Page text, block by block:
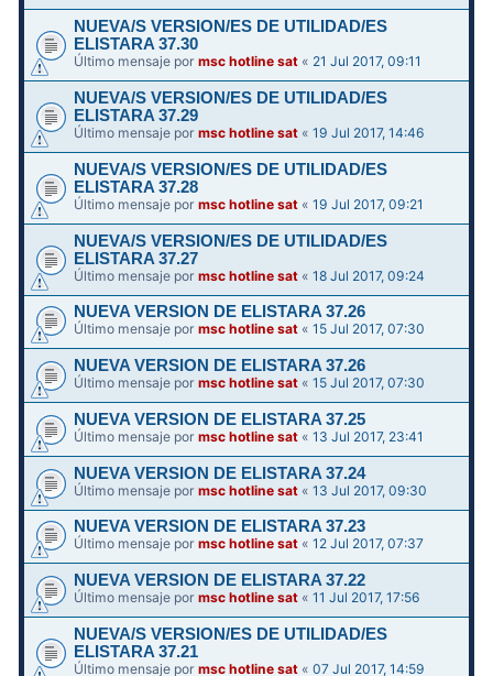
NUEVA/S VERSION/ES DE UTILIDAD/ES
ELISTARA 37.30
Último mensaje pormsc hotline sat « 21 Jul 2017, 09:11
NUEVA/S VERSION/ES DE UTILIDAD/ES
ELISTARA 37.29
Último mensaje pormsc hotline sat «19 Jul 2017, 14:46
NUEVA/S VERSION/ES DE UTILIDAD/ES
ELISTARA 37.28
Último mensaje pormsc hotline sat «19 Jul 2017, 09:21
NUEVA/S VERSION/ES DE UTILIDAD/ES
ELISTARA 37.27
Último mensaje pormsc hotline sat «18 Jul 2017, 09:24
NUEVA VERSION DE ELISTARA 37.26
Último mensaje pormsc hotline sat «15 Jul 2017, 07:30
NUEVA VERSION DE ELISTARA 37.26
Último mensaje pormsc hotline sat «15 Jul 2017, 07:30
NUEVA VERSION DE ELISTARA 37.25
Último mensaje pormsc hotline sat «13 Jul 2017, 23:41
NUEVA VERSION DE ELISTARA 37.24
Último mensaje pormsc hotline sat «13 Jul 2017, 09:30
NUEVA VERSION DE ELISTARA 37.23
Último mensaje pormsc hotline sat «12 Jul 2017, 07:37
NUEVA VERSION DE ELISTARA 37.22
Último mensaje pormsc hotline sat «11 Jul 2017, 17:56
NUEVA/S VERSION/ES DE UTILIDAD/ES
ELISTARA 37.21
Último mensaje pormsc hotline sat «07 Jul 2017, 14:59